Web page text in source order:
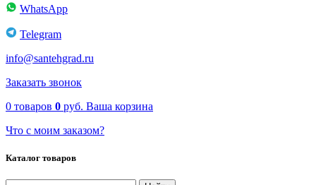
WhatsApp
Telegram
info@santehgrad.ru
Заказать звонок
0 товаров 0 руб. Ваша корзина
Что с моим заказом?
Каталог товаров